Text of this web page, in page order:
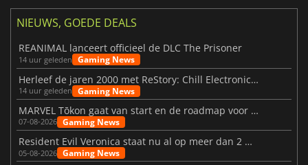
NIEUWS, GOEDE DEALS
REANIMAL lanceert officieel de DLC The Prisoner
14 uur geleden Gaming News
Herleef de jaren 2000 met ReStory: Chill Electronics Repairs
14 uur geleden Gaming News
MARVEL Tōkon gaat van start en de roadmap voor jaar 1 is bekendgemaakt
07-08-2026 Gaming News
Resident Evil Veronica staat nu al op meer dan 2 miljoen verlanglijstjes
05-08-2026 Gaming News